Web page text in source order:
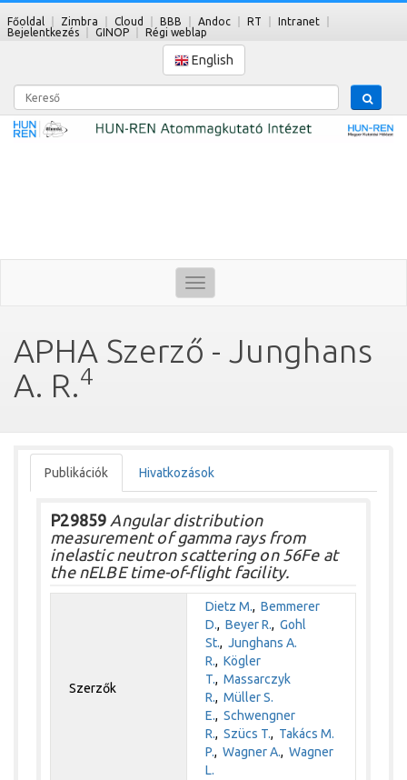
Főoldal Zimbra Cloud BBB Andoc RT
Intranet
Bejelentkezés
GINOP Régi weblap
English
Kereső
Toggle
navigation
APHA Szerző - Junghans
A. R.4
Publikációk Hivatkozások
P29859 Angular distribution
measurement of gamma rays from
inelastic neutron scattering on 56Fe at
the nELBE time-of-flight facility.
Szerzők
Dietz M.,Bemmerer
D.,Beyer R.,Gohl
St.,Junghans A.
R.,Kögler
T.,Massarczyk
R.,Müller S.
E.,Schwengner
R.,Szücs T., Takács M.
P.,Wagner A.,Wagner
L.